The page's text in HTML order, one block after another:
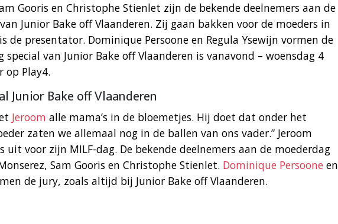
Gooris en Christophe Stienlet zijn de bekende deelnemers aan de
Junior Bake off Vlaanderen. Zij gaan bakken voor de moeders in
de presentator. Dominique Persoone en Regula Ysewijn vormen de
special van Junior Bake off Vlaanderen is vanavond – woensdag 4
op Play4.
Junior Bake off Vlaanderen
Jeroom alle mama’s in de bloemetjes. Hij doet dat onder het
zaten we allemaal nog in de ballen van ons vader.” Jeroom
voor zijn MILF-dag. De bekende deelnemers aan de moederdag
Sam Gooris en Christophe Stienlet. Dominique Persoone en
de jury, zoals altijd bij Junior Bake off Vlaanderen.